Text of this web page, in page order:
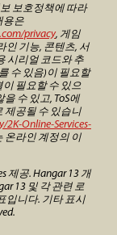
보호정책에 따라
용은
privacy, 게임
인 기능, 콘텐츠, 서
시리얼 코드와 추
수 있음)이 필요할
필요할 수 있으
수 있고, ToS에
제공될 수 있습니
2K-Online-Services-
온라인 계정의 이
제공. Hangar 13 개
13 및 각 관련 로
입니다. 기타 표시